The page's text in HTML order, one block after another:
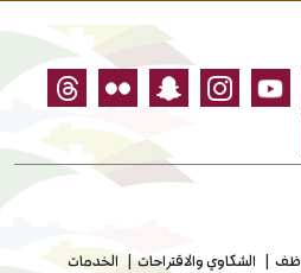
الشكاوي والاقتراحات
الخدمات